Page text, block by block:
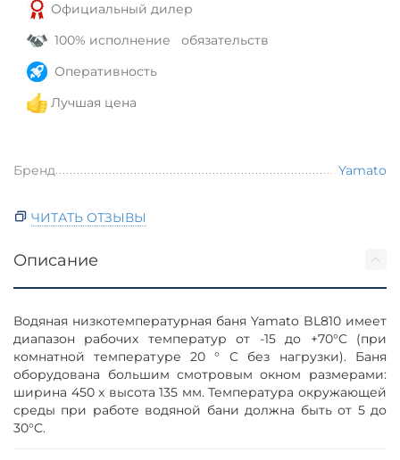
Официальный дилер
100% исполнение обязательств
Оперативность
Лучшая цена
Бренд Yamato
ЧИТАТЬ ОТЗЫВЫ
Описание
Водяная низкотемпературная баня Yamato BL810 имеет
диапазон рабочих температур от -15 до +70°C (при
комнатной температуре 20 ° C без нагрузки). Баня
оборудована большим смотровым окном размерами:
ширина 450 x высота 135 мм. Температура окружающей
среды при работе водяной бани должна быть от 5 до
30°C.